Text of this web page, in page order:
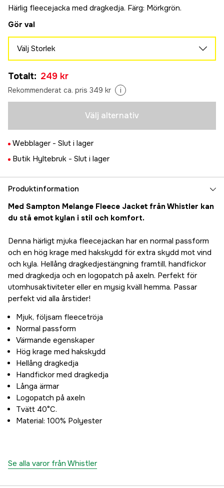
Härlig fleecejacka med dragkedja. Färg: Mörkgrön.
Gör val
Välj Storlek
249 kr
M
249 kr
249 kr
2XL
3XL
249 kr
4XL
249 kr
Tillfälligt slut
249 kr
Totalt: 249 kr
Rekommenderat ca. pris 349 kr i
Välj alternativ
Webblager - Slut i lager
Butik Hyltebruk - Slut i lager
Produktinformation
Med Sampton Melange Fleece Jacket från Whistler kan
du stå emot kylan i stil och komfort.
Denna härligt mjuka fleecejackan har en normal passform
och en hög krage med hakskydd för extra skydd mot vind
och kyla. Hellång dragkedjestängning framtill, handfickor
med dragkedja och en logopatch på axeln. Perfekt för
utomhusaktiviteter eller en mysig kväll hemma. Passar
perfekt vid alla årstider!
Mjuk, följsam fleecetröja
Normal passform
Värmande egenskaper
Hög krage med hakskydd
Hellång dragkedja
Handfickor med dragkedja
Långa ärmar
Logopatch på axeln
Tvätt 40°C.
Material: 100% Polyester
Se alla varor från Whistler